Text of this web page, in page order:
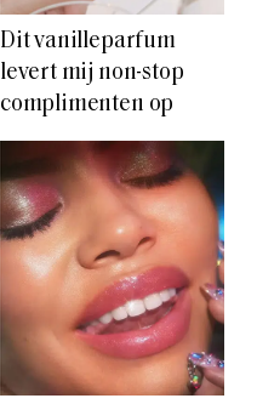
Dit vanilleparfum
levert mij non-stop
complimenten op